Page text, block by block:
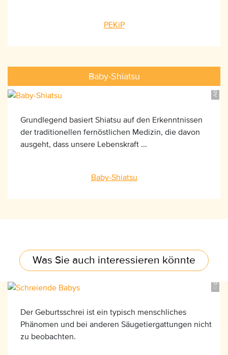
PEKiP
Baby-Shiatsu AdobeStock_74198667, ©GTeam
Grundlegend basiert Shiatsu auf den Erkenntnissen
der traditionellen fernöstlichen Medizin, die davon
ausgeht, dass unsere Lebenskraft ...
Baby-Shiatsu
Was Sie auch interessieren könnte
©privat
Der Geburtsschrei ist ein typisch menschliches
Phänomen und bei anderen Säugetiergattungen nicht
zu beobachten.